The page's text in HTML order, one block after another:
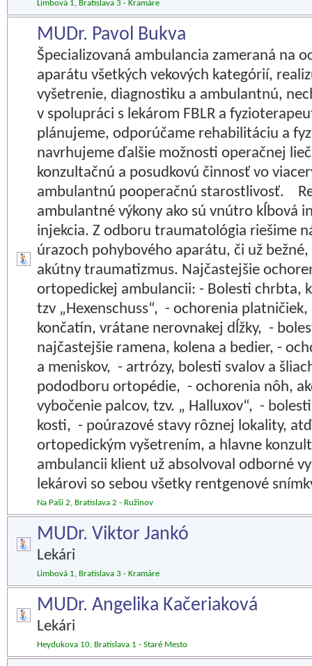
Limbová 1, Bratislava 3 - Kramáre
MUDr. Pavol Bukva
Špecializovaná ambulancia zameraná na
aparátu všetkých vekových kategórií,
vyšetrenie, diagnostiku a ambulantnú,
v spolupráci s lekárom FBLR a
plánujeme, odporúčame rehabilitáciu a
navrhujeme ďalšie možnosti operačnej
konzultačnú a posudkovú činnosť vo
ambulantnú pooperačnú starostlivosť.
ambulantné výkony ako sú vnútro kĺbová
injekcia. Z odboru traumatológia riešime
úrazoch pohybového aparátu, či už
akútny traumatizmus. Najčastejšie
ortopedickej ambulancii: - Bolesti chrbta,
tzv „Hexenschuss“, - ochorenia
končatín, vrátane nerovnakej dĺžky, -
najčastejšie ramena, kolena a bedier, -
a meniskov, - artrózy, bolesti svalov a
pododboru ortopédie, - ochorenia nôh,
vybočenie palcov, tzv. „ Halluxov“, -
kosti, - poúrazové stavy rôznej lokality,
ortopedickým vyšetrením, a hlavne
ambulancii klient už absolvoval odborné
lekárovi so sebou všetky rentgenové
Na Paši 2, Bratislava 2 - Ružinov
MUDr. Viktor Jankó
Lekári
Limbová 1, Bratislava 3 - Kramáre
MUDr. Angelika Kačeriaková
Lekári
Heydukova 10, Bratislava 1 - Staré Mesto